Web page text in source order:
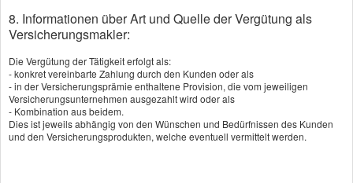
Vergleich und Angebot
Berufsunfähigkeitsversicherung
Vorname, Name: *
8. Informationen über Art und Quelle der Vergütung als
Versicherungsmakler:
Die Vergütung der Tätigkeit erfolgt als:
- konkret vereinbarte Zahlung durch den Kunden oder als
- in der Versicherungsprämie enthaltene Provision, die vom jeweiligen
Versicherungsunternehmen ausgezahlt wird oder als
- Kombination aus beidem.
Dies ist jeweils abhängig von den Wünschen und Bedürfnissen des Kunden
und den Versicherungsprodukten, welche eventuell vermittelt werden.